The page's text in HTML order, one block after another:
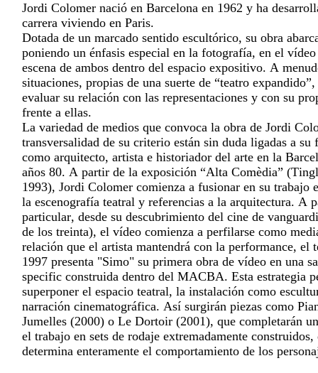
Jordi Colomer nació en Barcelona en 1962 y ha
carrera viviendo en Paris.
Dotada de un marcado sentido escultórico, su obra
poniendo un énfasis especial en la fotografía, en el
escena de ambos dentro del espacio expositivo. A
situaciones, propias de una suerte de “teatro
evaluar su relación con las representaciones y con su
frente a ellas.
La variedad de medios que convoca la obra de Jordi
transversalidad de su criterio están sin duda ligadas a
como arquitecto, artista e historiador del arte en la
años 80. A partir de la exposición “Alta Comèdia”
1993), Jordi Colomer comienza a fusionar en su trabajo
la escenografía teatral y referencias a la arquitectura. A
particular, desde su descubrimiento del cine de
de los treinta), el vídeo comienza a perfilarse como
relación que el artista mantendrá con la performance, el
1997 presenta "Simo" su primera obra de vídeo en una
specific construida dentro del MACBA. Esta estrategia
superponer el espacio teatral, la instalación como
narración cinematográfica. Así surgirán piezas como
Jumelles (2000) o Le Dortoir (2001), que completarán
el trabajo en sets de rodaje extremadamente
determina enteramente el comportamiento de los